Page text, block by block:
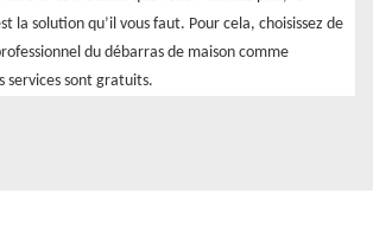
la solution qu’il vous faut. Pour cela, choisissez de
du débarras de maison comme
services sont gratuits.